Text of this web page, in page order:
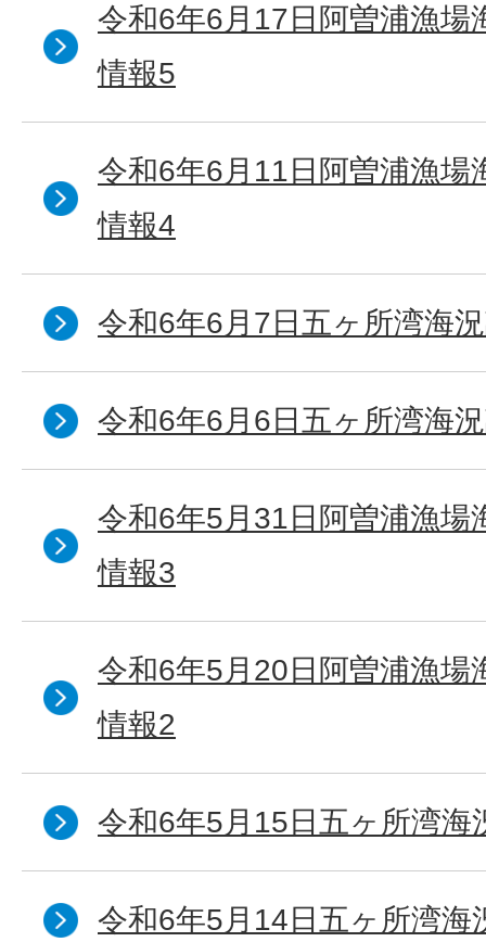
令和6年6月17日阿曽浦漁場
情報5
令和6年6月11日阿曽浦漁場
情報4
令和6年6月7日五ヶ所湾海
令和6年6月6日五ヶ所湾海
令和6年5月31日阿曽浦漁場
情報3
令和6年5月20日阿曽浦漁場
情報2
令和6年5月15日五ヶ所湾海
令和6年5月14日五ヶ所湾海